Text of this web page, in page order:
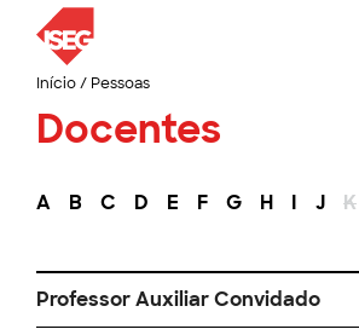
Início/ Pessoas
Docentes
A B C D E F G H I J K
Professor Auxiliar Convidado